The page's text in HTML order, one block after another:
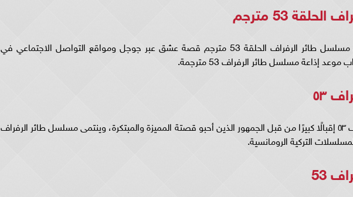
53 مترجم
وتتزايد عمليات البحث عن مسلسل طائر الرفراف الحلقة 53 مترجم قصة عشق عبر جوجل ومواقع التواصل الاجتماعي في
إذاعة مسلسل طائر الرفراف 53 مترجمة.
٥٣
لاقى مسلسل طائر الرفراف ٥٣ إقبالًا كبيرًا من قبل الجمهور الذين أحبو قصتة المميزة والمبتكرة، وينتمى مسلسل طائر الرفراف
53